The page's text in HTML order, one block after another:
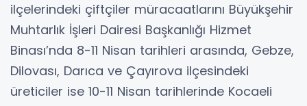
ilçelerindeki çiftçiler müracaatlarını Büyükşehir
Muhtarlık İşleri Dairesi Başkanlığı Hizmet
Binası’nda 8-11 Nisan tarihleri arasında, Gebze,
Dilovası, Darıca ve Çayırova ilçesindeki
üreticiler ise 10-11 Nisan tarihlerinde Kocaeli